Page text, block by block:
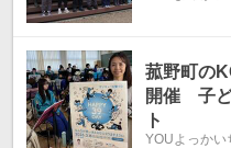
菰野町の
開催 子ど
ト
YOUよっかい